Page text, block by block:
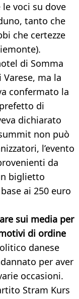
voci su dove
tanto che
che certezze
di Somma
ma la
confermato la
di
dichiarato
non può
l’evento
da
biglietto
ai 250 euro
sui media per
di ordine
danese
per aver
occasioni.
Stram Kurs